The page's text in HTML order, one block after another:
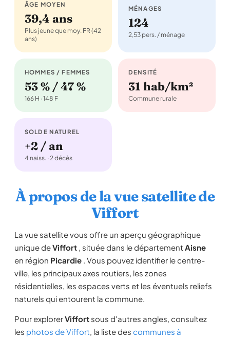
ÂGE MOYEN
39,4 ans
Plus jeune que moy. FR (42
ans)
MÉNAGES
124
2,53 pers. / ménage
HOMMES / FEMMES
53 % / 47 %
166 H · 148 F
DENSITÉ
31 hab/km²
Commune rurale
SOLDE NATUREL
+2 / an
4 naiss. · 2 décès
À propos de la vue satellite de
Viffort
La vue satellite vous offre un aperçu géographique
unique deViffort , située dans le département Aisne
en région Picardie . Vous pouvez identifier le centre-
ville, les principaux axes routiers, les zones
résidentielles, les espaces verts et les éventuels reliefs
naturels qui entourent la commune.
Pour explorerViffort sous d'autres angles, consultez
les photos de Viffort, la liste des communes à